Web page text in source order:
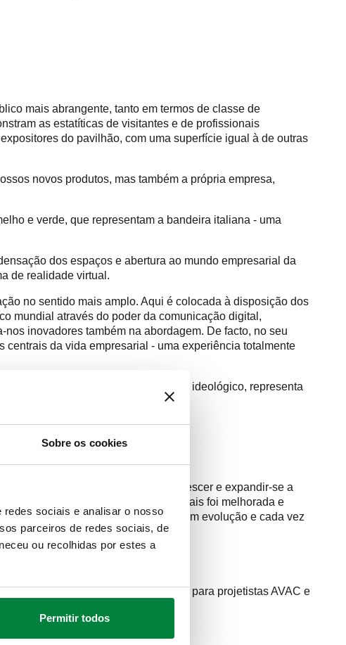
Sobre os cookies
sociais e analisar o nosso
parceiros de redes sociais, de
ou recolhidas por estes a
Permitir todos
mais abrangente, tanto em termos de classe de
as estatíticas de visitantes e de profissionais
do pavilhão, com uma superfície igual à de outras
novos produtos, mas também a própria empresa,
e verde, que representam a bandeira italiana - uma
dos espaços e abertura ao mundo empresarial da
de realidade virtual.
no sentido mais amplo. Aqui é colocada à disposição dos
mundial através do poder da comunicação digital,
inovadores também na abordagem. De facto, no seu
da vida empresarial - uma experiência totalmente
de todo o stand. Do ponto de vista ideológico, representa
sobretudo emocional.
e simbólico:
italiana, que soube crescer e expandir-se a
permeabilidade nos mercados mundiais foi melhorada e
às exigências de um mercado em evolução e cada vez
plataforma de software inovadora para projetistas AVAC e